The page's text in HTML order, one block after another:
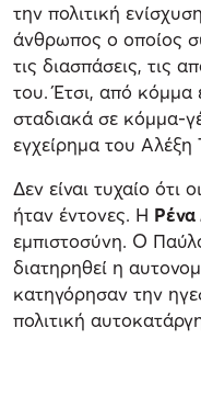
την πολιτική
άνθρωπος ο οποίος
τις διασπάσεις, τις
του. Έτσι, από κόμμα
σταδιακά σε κόμμα-
εγχείρημα του Αλέξη
Δεν είναι τυχαίο ότι
ήταν έντονες. Η
εμπιστοσύνη. Ο
διατηρηθεί η
κατηγόρησαν την
πολιτική